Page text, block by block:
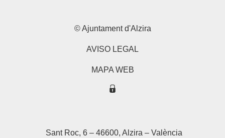
© Ajuntament d'Alzira
AVISO LEGAL
MAPA WEB
Sant Roc, 6 – 46600, Alzira – València